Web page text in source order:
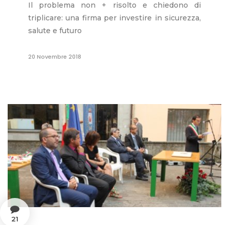
Il problema non + risolto e chiedono di
triplicare: una firma per investire in sicurezza,
salute e futuro
20 Novembre 2018
21